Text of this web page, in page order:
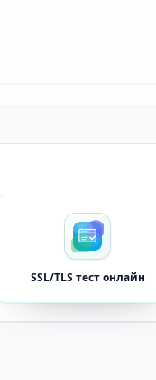
SSL/TLS тест онлайн